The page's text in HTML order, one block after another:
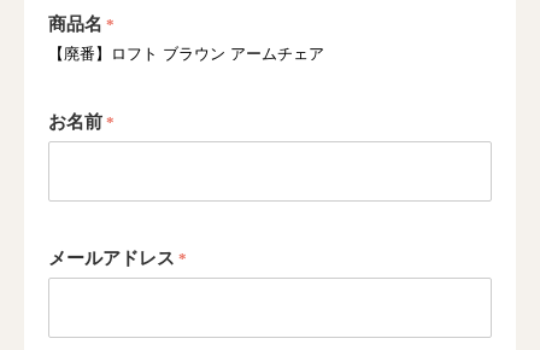
商品名
【廃番】ロフト ブラウン アームチェア
お名前
メールアドレス